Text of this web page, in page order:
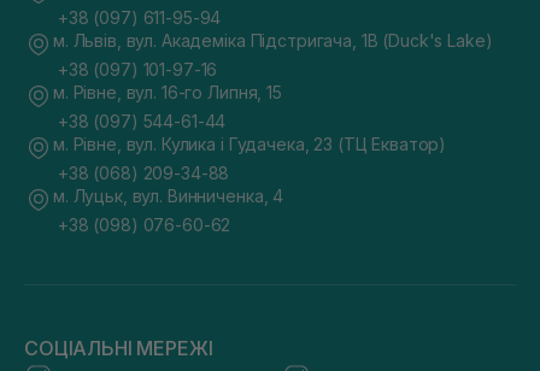
+38 (097) 611-95-94
м. Львів, вул. Академіка Підстригача, 1В (Duck's Lake)
+38 (097) 101-97-16
м. Рівне, вул. 16-го Липня, 15
+38 (097) 544-61-44
м. Рівне, вул. Кулика і Гудачека, 23 (ТЦ Екватор)
+38 (068) 209-34-88
м. Луцьк, вул. Винниченка, 4
+38 (098) 076-60-62
СОЦІАЛЬНІ МЕРЕЖІ